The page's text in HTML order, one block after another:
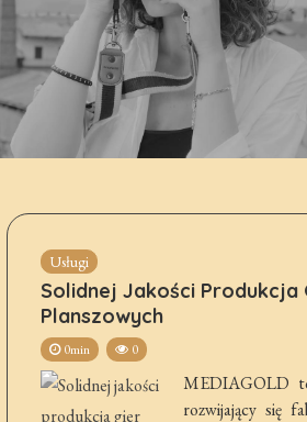
Usługi
Solidnej Jakości Produkcja
Planszowych
0min 0
MEDIAGOLD
rozwijający się